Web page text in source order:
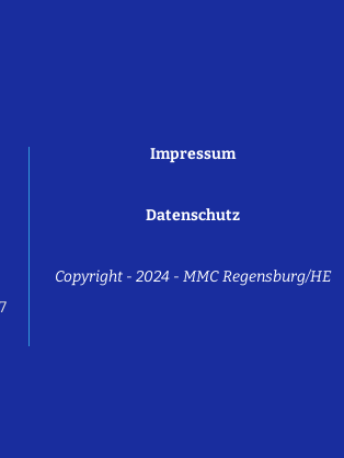
Impressum
Datenschutz
Copyright - 2024 - MMC Regensburg/HE